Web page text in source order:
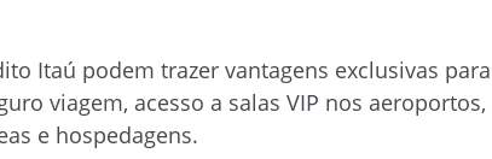
Itaú podem trazer vantagens exclusivas para
viagem, acesso a salas VIP nos aeroportos,
e hospedagens.